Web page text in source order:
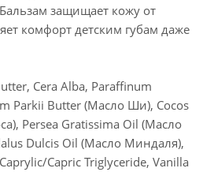
защищает кожу от
комфорт детским губам даже
Cera Alba, Paraffinum
Parkii Butter (Масло Ши), Cocos
Persea Gratissima Oil (Масло
Dulcis Oil (Масло Миндаля),
Capric Triglyceride, Vanilla